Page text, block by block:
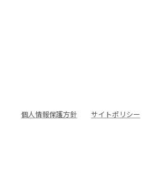
個人情報保護方針 サイトポリシー